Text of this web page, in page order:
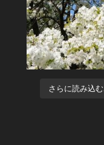
さらに読み込む